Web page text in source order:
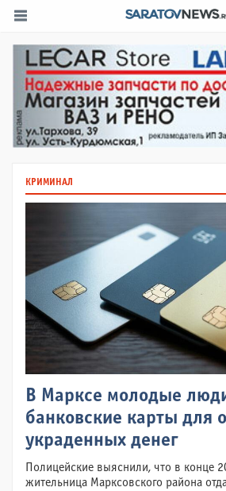
КРИМИНАЛ
В Марксе молодые
банковские карты для
украденных денег
Полицейские выяснили, что в конце
жительница Марксовского района